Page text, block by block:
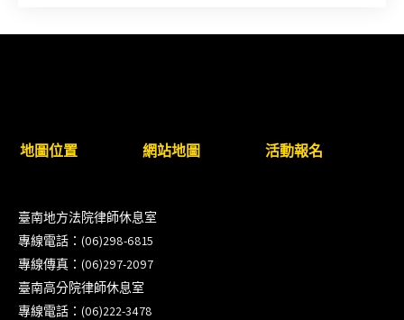
新竹律師公會8/21(五)舉辦「AI職場應用」進修課程
衛」課程(8/12前向本會報名,實體)
壇｣
【重要公告】115年職場霸凌調查專業人才(律師)培
訓課程（雲嘉南場）錄取通知已發送
地圖位置 網站地圖 活動報名
臺南地方法院律師休息室
專線電話：(06)298-6815
專線傳真：(06)297-2097
臺南高分院律師休息室
專線電話：(06)222-3478